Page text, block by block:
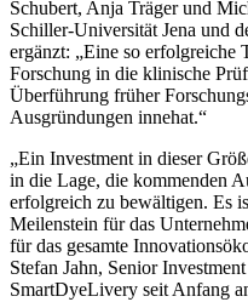
Schubert, Anja Träger und
Schiller-Universität Jena und
ergänzt: „Eine so erfolgreiche
Forschung in die klinische
Überführung früher
Ausgründungen innehat.“
„Ein Investment in dieser
in die Lage, die kommenden
erfolgreich zu bewältigen. Es
Meilenstein für das
für das gesamte
Stefan Jahn, Senior
SmartDyeLivery seit Anfang